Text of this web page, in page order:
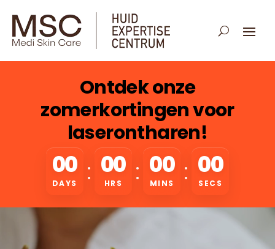
Ontdek onze
zomerkortingen voor
laserontharen!
00
DAYS : 00
HRS : 00
MINS : 00
SECS